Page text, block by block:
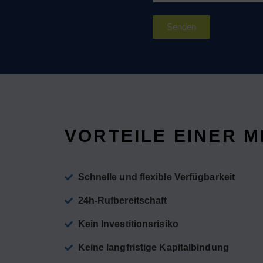
Senden
VORTEILE EINER
Schnelle und flexible Verfügbarkeit
24h-Rufbereitschaft
Kein Investitionsrisiko
Keine langfristige Kapitalbindung